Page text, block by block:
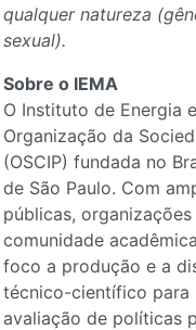
qualquer natureza
sexual).
Sobre o IEMA
O Instituto de Energia
Organização da
(OSCIP) fundada no
de São Paulo. Com
públicas,
comunidade
foco a produção e a
técnico-científico para
avaliação de políticas